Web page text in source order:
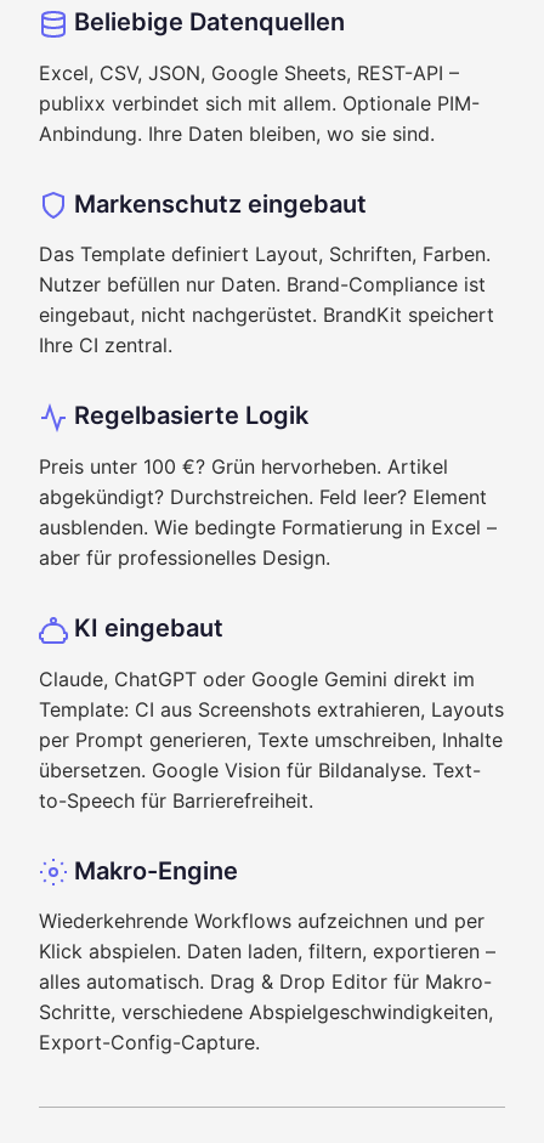
Beliebige Datenquellen
Excel, CSV, JSON, Google Sheets, REST-API –
publixx verbindet sich mit allem. Optionale PIM-
Anbindung. Ihre Daten bleiben, wo sie sind.
Markenschutz eingebaut
Das Template definiert Layout, Schriften, Farben.
Nutzer befüllen nur Daten. Brand-Compliance ist
eingebaut, nicht nachgerüstet. BrandKit speichert
Ihre CI zentral.
Regelbasierte Logik
Preis unter 100 €? Grün hervorheben. Artikel
abgekündigt? Durchstreichen. Feld leer? Element
ausblenden. Wie bedingte Formatierung in Excel –
aber für professionelles Design.
KI eingebaut
Claude, ChatGPT oder Google Gemini direkt im
Template: CI aus Screenshots extrahieren, Layouts
per Prompt generieren, Texte umschreiben, Inhalte
übersetzen. Google Vision für Bildanalyse. Text-
to-Speech für Barrierefreiheit.
Makro-Engine
Wiederkehrende Workflows aufzeichnen und per
Klick abspielen. Daten laden, filtern, exportieren –
alles automatisch. Drag & Drop Editor für Makro-
Schritte, verschiedene Abspielgeschwindigkeiten,
Export-Config-Capture.